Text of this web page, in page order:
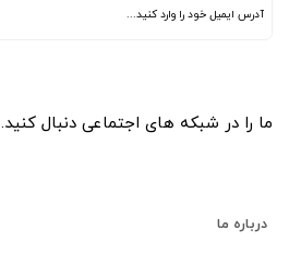
ما را در شبکه های اجتماعی دنبال کنید.
درباره ما